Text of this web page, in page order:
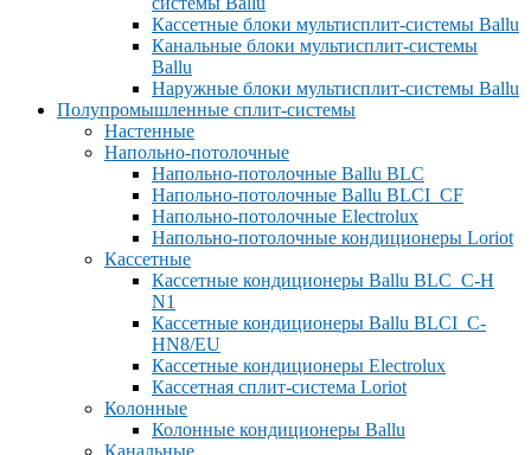
Кассетные блоки мультисплит-системы Ballu
Канальные блоки мультисплит-системы
Ballu
Наружные блоки мультисплит-системы Ballu
Полупромышленные сплит-системы
Настенные
Напольно-потолочные
Напольно-потолочные Ballu BLC
Напольно-потолочные Ballu BLCI_CF
Напольно-потолочные Electrolux
Напольно-потолочные кондиционеры Loriot
Кассетные
Кассетные кондиционеры Ballu BLC_C-H
N1
Кассетные кондиционеры Ballu BLCI_C-
HN8/EU
Кассетные кондиционеры Electrolux
Кассетная сплит-система Loriot
Колонные
Колонные кондиционеры Ballu
Канальные